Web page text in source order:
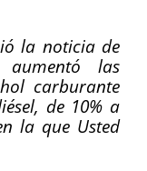
la noticia de
las
carburante
de 10% a
la que Usted